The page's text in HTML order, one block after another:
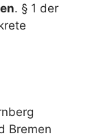
. § 1 der
Bremen